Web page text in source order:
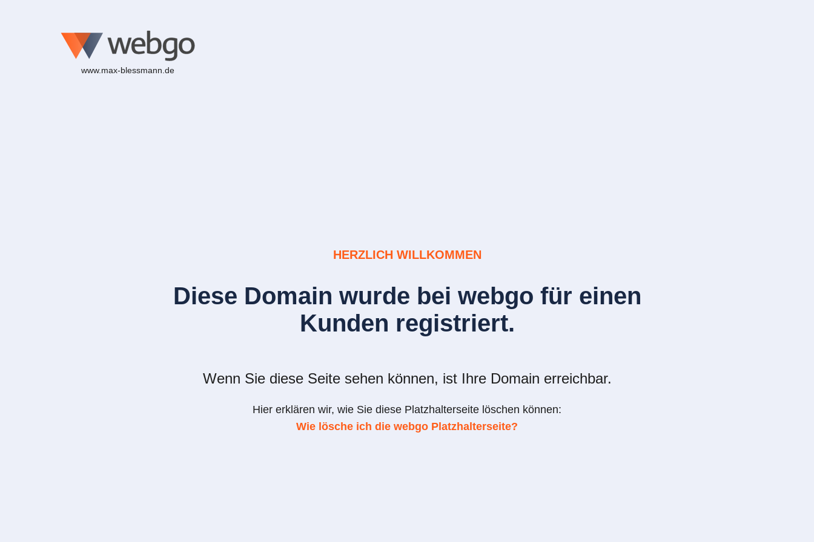
www.max-blessmann.de
HERZLICH WILLKOMMEN
Diese Domain wurde bei webgo für einen
Kunden registriert.
Wenn Sie diese Seite sehen können, ist Ihre Domain erreichbar.
Hier erklären wir, wie Sie diese Platzhalterseite löschen können:
Wie lösche ich die webgo Platzhalterseite?